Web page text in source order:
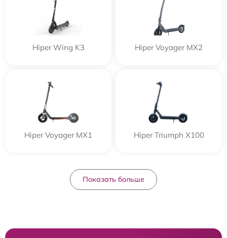
Hiper Wing K3 Hiper Voyager MX2
Hiper Voyager MX1 Hiper Triumph X100
Показать больше